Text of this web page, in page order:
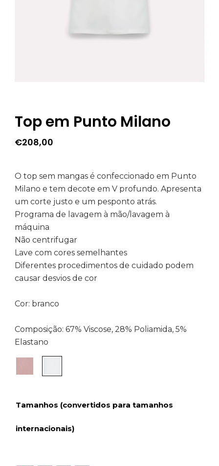
Top em Punto Milano
€208,00
O top sem mangas é confeccionado em Punto
Milano e tem decote em V profundo. Apresenta
um corte justo e um pesponto atrás.
Programa de lavagem à mão/lavagem à
máquina
Não centrifugar
Lave com cores semelhantes
Diferentes procedimentos de cuidado podem
causar desvios de cor
Cor: branco
Composição: 67% Viscose, 28% Poliamida, 5%
Elastano
Tamanhos (convertidos para tamanhos
internacionais)